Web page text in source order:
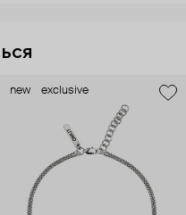
new exclusive